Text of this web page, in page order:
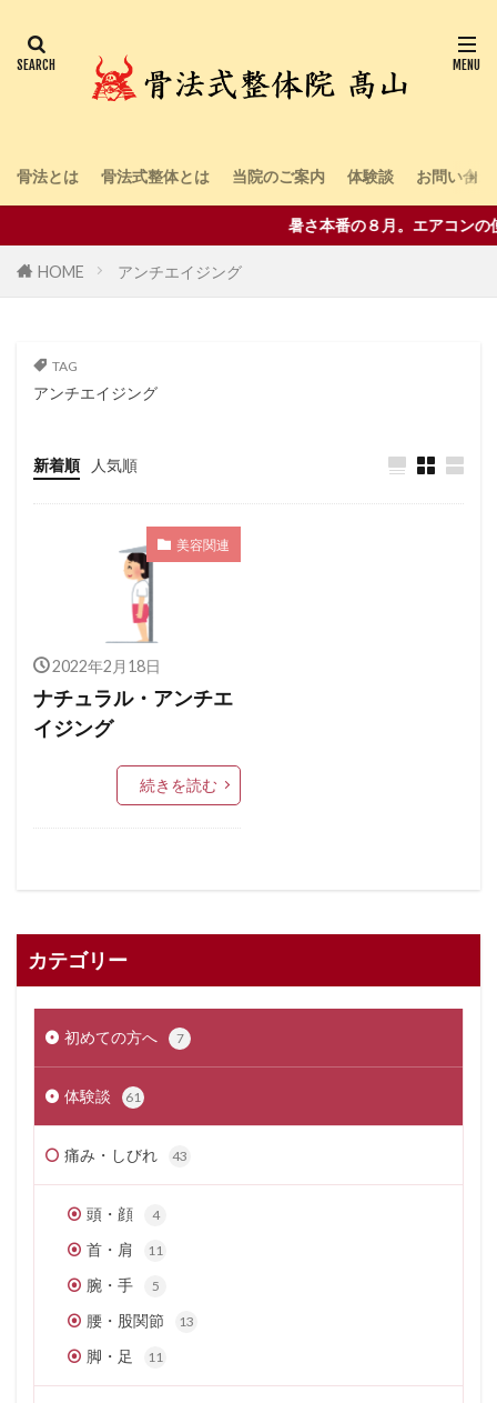
骨法とは 骨法式整体とは 当院のご案内 体験談 お問い合わ
暑さ本番の８月。エアコンの
HOME アンチエイジング
TAG
アンチエイジング
新着順 人気順
美容関連
2022年2月18日
ナチュラル・アンチエ
イジング
続きを読む
カテゴリー
初めての方へ 7
体験談 61
痛み・しびれ 43
頭・顔 4
首・肩 11
腕・手 5
腰・股関節 13
脚・足 11